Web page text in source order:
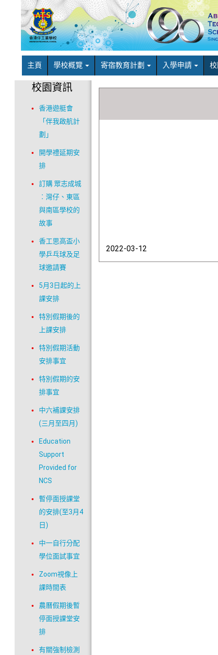
主頁 學校概覽 寄宿教育計劃 入學申請
2022-03-12
校園資訊
香港遊艇會
「伴我啟航計
劃」
開學禮延期安
排
訂購 眾志成城
︰灣仔、東區
與南區學校的
故事
香工思高盃小
學乒乓球及足
球邀請賽
5月3日起的上
課安排
特別假期後的
上課安排
特別假期活動
安排事宜
特別假期的安
排事宜
中六補課安排
(三月至四月)
Education
Support
Provided for
NCS
暫停面授課堂
的安排(至3月4
日)
中一自行分配
學位面試事宜
Zoom視像上
課時間表
農曆假期後暫
停面授課堂安
排
有關強制檢測